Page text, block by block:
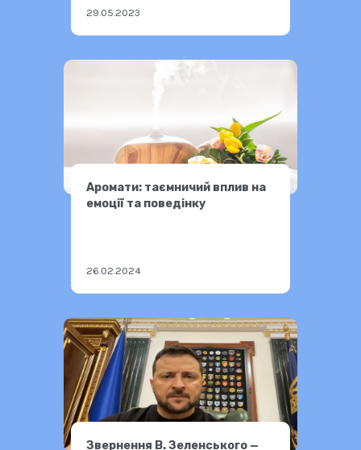
29.05.2023
Аромати: таємничий вплив на
емоції та поведінку
26.02.2024
Звернення В. Зеленського —